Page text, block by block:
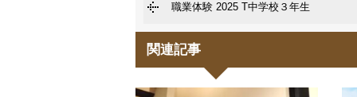
職業体験 2025 T中学校３年生
関連記事